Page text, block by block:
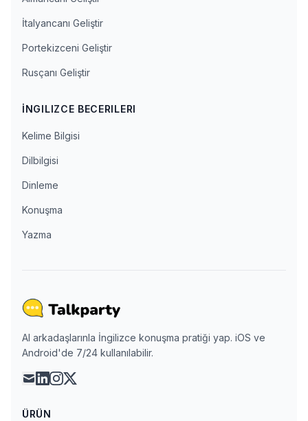
İtalyancanı Geliştir
Portekizceni Geliştir
Rusçanı Geliştir
İNGILIZCE BECERILERI
Kelime Bilgisi
Dilbilgisi
Dinleme
Konuşma
Yazma
AI arkadaşlarınla İngilizce konuşma pratiği yap. iOS ve
Android'de 7/24 kullanılabilir.
maillinkedin
instagram
x
ÜRÜN